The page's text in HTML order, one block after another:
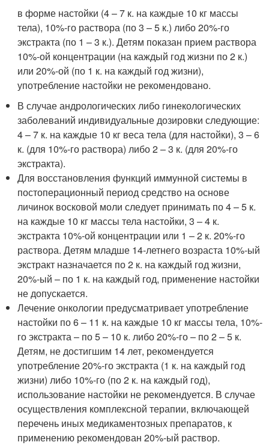
в форме настойки (4 – 7 к. на каждые 10 кг массы
тела), 10%-го раствора (по 3 – 5 к.) либо 20%-го
экстракта (по 1 – 3 к.). Детям показан прием раствора
10%-ой концентрации (на каждый год жизни по 2 к.)
или 20%-ой (по 1 к. на каждый год жизни),
употребление настойки не рекомендовано.
В случае андрологических либо гинекологических
заболеваний индивидуальные дозировки следующие:
4 – 7 к. на каждые 10 кг веса тела (для настойки), 3 – 6
к. (для 10%-го раствора) либо 2 – 3 к. (для 20%-го
экстракта).
Для восстановления функций иммунной системы в
постоперационный период средство на основе
личинок восковой моли следует принимать по 4 – 5 к.
на каждые 10 кг массы тела настойки, 3 – 4 к.
экстракта 10%-ой концентрации или 1 – 2 к. 20%-го
раствора. Детям младше 14-летнего возраста 10%-ый
экстракт назначается по 2 к. на каждый год жизни,
20%-ый – по 1 к. на каждый год, применение настойки
не допускается.
Лечение онкологии предусматривает употребление
настойки по 6 – 11 к. на каждые 10 кг массы тела, 10%-
го экстракта – по 5 – 10 к. либо 20%-го – по 2 – 5 к.
Детям, не достигшим 14 лет, рекомендуется
употребление 20%-го экстракта (1 к. на каждый год
жизни) либо 10%-го (по 2 к. на каждый год),
использование настойки не рекомендуется. В случае
осуществления комплексной терапии, включающей
перечень иных медикаментозных препаратов, к
применению рекомендован 20%-ый раствор.